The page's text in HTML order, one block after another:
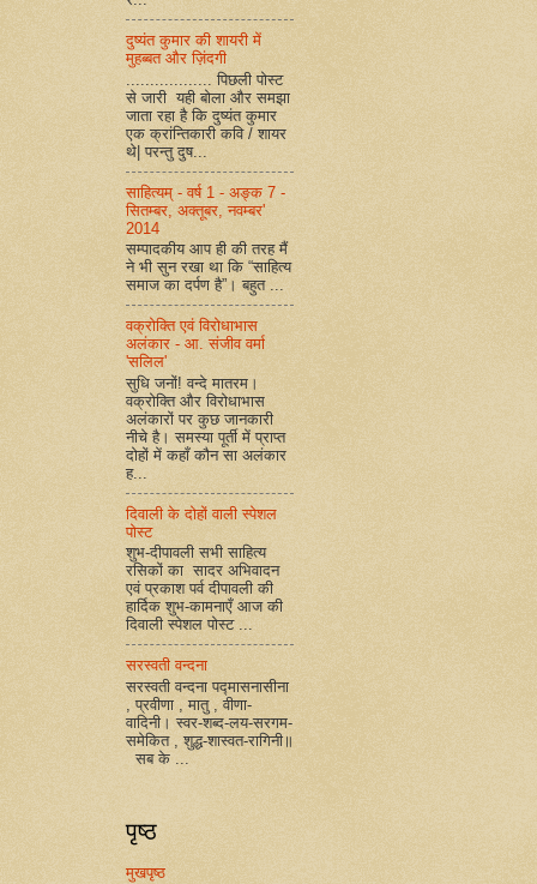
दुष्यंत कुमार की शायरी में
मुहब्बत और ज़िंदगी
.................. पिछली पोस्ट
से जारी यही बोला और समझा
जाता रहा है कि दुष्यंत कुमार
एक क्रांन्तिकारी कवि / शायर
थे| परन्तु दुष...
साहित्यम् - वर्ष 1 - अङ्क 7 -
सितम्बर, अक्तूबर, नवम्बर'
2014
सम्पादकीय आप ही की तरह मैं
ने भी सुन रखा था कि “साहित्य
समाज का दर्पण है”। बहुत ...
वक्रोक्ति एवं विरोधाभास
अलंकार - आ. संजीव वर्मा
'सलिल'
सुधि जनों! वन्दे मातरम।
वक्रोक्ति और विरोधाभास
अलंकारों पर कुछ जानकारी
नीचे है। समस्या पूर्ती में प्राप्त
दोहों में कहाँ कौन सा अलंकार
ह...
दिवाली के दोहों वाली स्पेशल
पोस्ट
शुभ-दीपावली सभी साहित्य
रसिकों का सादर अभिवादन
एवं प्रकाश पर्व दीपावली की
हार्दिक शुभ-कामनाएँ आज की
दिवाली स्पेशल पोस्ट ...
सरस्वती वन्दना
सरस्वती वन्दना पद्मासनासीना
, प्रवीणा , मातु , वीणा-
वादिनी। स्वर-शब्द-लय-सरगम-
समेकित , शुद्ध-शास्वत-रागिनी॥
सब के ...
पृष्ठ
मुखपृष्ठ